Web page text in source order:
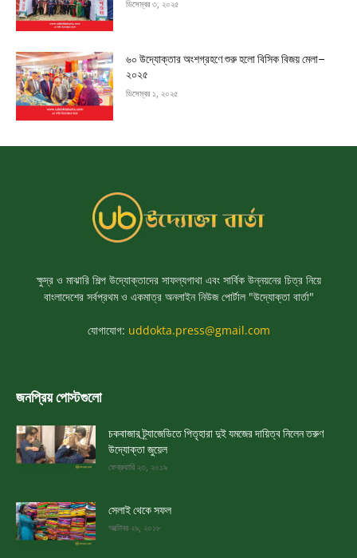
ডিসেম্বর ৩, ২০২৫
৬০ উদ্যোক্তার অংশগ্রহণে শুরু হলো বিসিক বিজয় মেলা–
২০২৫
ডিসেম্বর ১, ২০২৫
ক্ষুদ্র ও মাঝারি শিল্প উদ্যোক্তাদের সাফল্যগাথা এবং সার্বিক উন্নয়নের চিত্র নিয়ে
বাংলাদেশের সর্বপ্রথম ও একমাত্র অনলাইন নিউজ পোর্টাল "উদ্যোক্তা বার্তা"
যোগাযোগ: uddokta.press@gmail.com
জনপ্রিয় পোস্টগুলো
চকবাজার ট্র্যাজেডিতে পিতৃহারা দুই যমজের দায়িত্ব নিলেন তরুণ
উদ্যোক্তা জুয়েল
ফেব্রুয়ারি ২৩, ২০১৯
সেলাই থেকে সফল
অক্টোবর ২৯, ২০১৮